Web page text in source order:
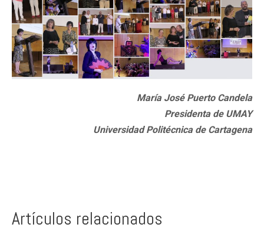
María José Puerto Candela
Presidenta de UMAY
Universidad Politécnica de Cartagena
Artículos relacionados